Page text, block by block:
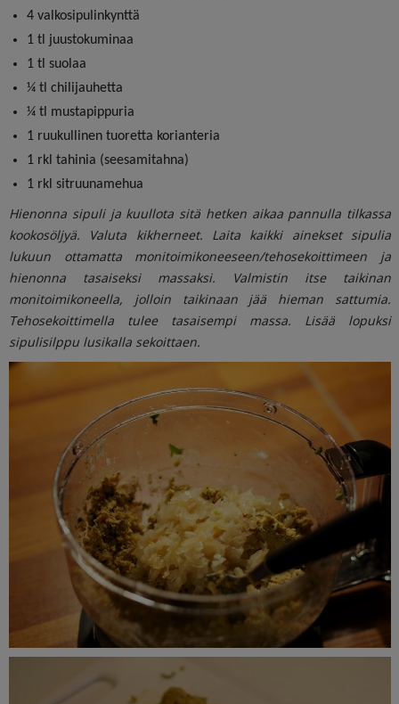
4 valkosipulinkynttä
1 tl juustokuminaa
1 tl suolaa
¼ tl chilijauhetta
¼ tl mustapippuria
1 ruukullinen tuoretta korianteria
1 rkl tahinia (seesamitahna)
1 rkl sitruunamehua
Hienonna sipuli ja kuullota sitä hetken aikaa pannulla tilkassa
kookosöljyä. Valuta kikherneet. Laita kaikki ainekset sipulia
lukuun ottamatta monitoimikoneeseen/tehosekoittimeen ja
hienonna tasaiseksi massaksi. Valmistin itse taikinan
monitoimikoneella, jolloin taikinaan jää hieman sattumia.
Tehosekoittimella tulee tasaisempi massa. Lisää lopuksi
sipulisilppu lusikalla sekoittaen.